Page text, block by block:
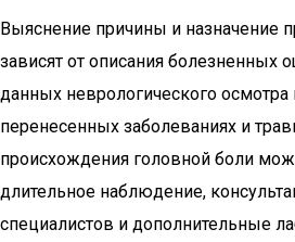
Выяснение причины и назначение
зависят от описания болезненных
данных неврологического
перенесенных заболеваниях и
происхождения головной боли
длительное наблюдение,
специалистов и дополнительные